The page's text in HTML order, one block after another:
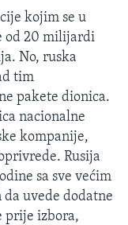
kojim se u
od 20 milijardi
No, ruska
tim
pakete dionica.
nacionalne
kompanije,
Rusija
sa sve većim
uvede dodatne
prije izbora,